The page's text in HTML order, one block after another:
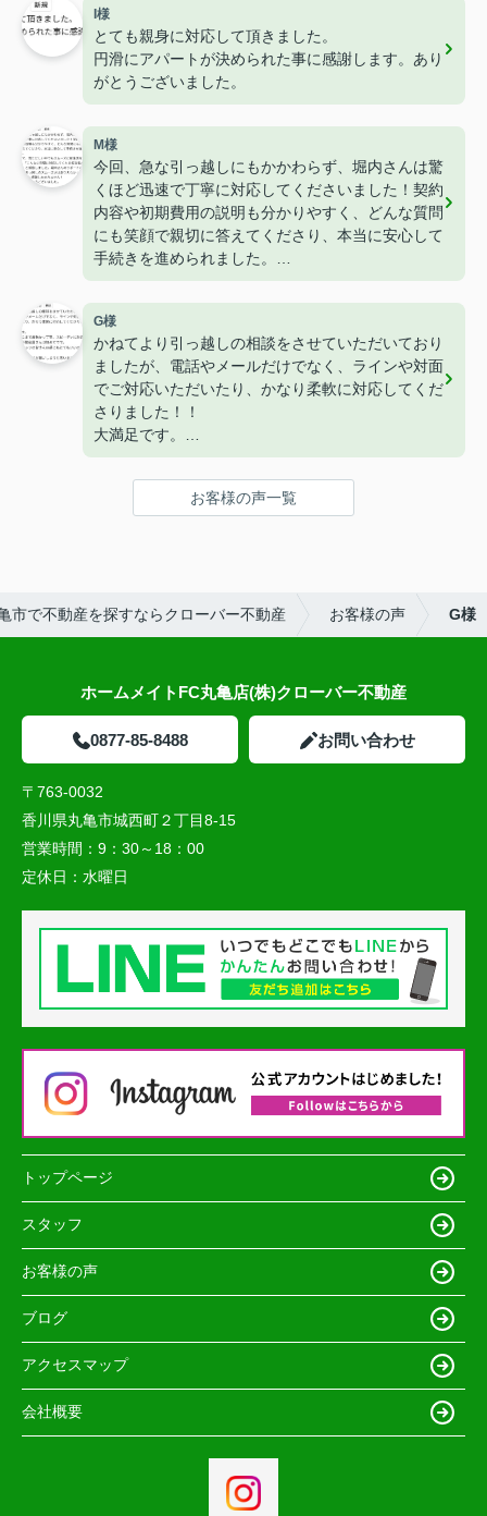
I様
とても親身に対応して頂きました。
円滑にアパートが決められた事に感謝します。あり
がとうございました。
M様
今回、急な引っ越しにもかかわらず、堀内さんは驚
くほど迅速で丁寧に対応してくださいました！契約
内容や初期費用の説明も分かりやすく、どんな質問
にも笑顔で親切に答えてくださり、本当に安心して
手続きを進められました。
おかげで、慌ただしい中でもスムーズに新生活をス
タートでき、「こんなに完璧に対応してくれる担当
者がいるんだ！」と感動しました。堀内さんのサポ
ートなしでは、この引っ越しのスムーズさはありえ
なかったと思います。本当に感謝しかありません！
本当にありがとうございました。
G様
かねてより引っ越しの相談をさせていただいており
ましたが、電話やメールだけでなく、ラインや対面
でご対応いただいたり、かなり柔軟に対応してくだ
さりました！！
大満足です。
県内でここまで柔軟かつ丁寧、スピーディに対応を
してくださる不動産屋さんは初めてです。
また、スタッフの皆さんの感じもとてもいいので信
お客様の声一覧
市で不動産を探すならクローバー不動産 お客様の声 G様
ホームメイトFC丸亀店(株)クローバー不動産
0877-85-8488 お問い合わせ
〒763-0032
香川県丸亀市城西町２丁目8-15
営業時間： 9：30～18：00
定休日： 水曜日
トップページ
スタッフ
お客様の声
ブログ
アクセスマップ
会社概要